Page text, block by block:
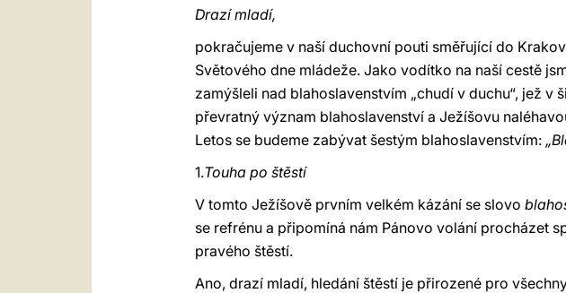
Drazí mladí,
pokračujeme v naší duchovní pouti směřující do
Světového dne mládeže. Jako vodítko na naší cestě
zamýšleli nad blahoslavenstvím „chudí v duchu“, jež
převratný význam blahoslavenství a Ježíšovu
Letos se budeme zabývat šestým blahoslavenstvím:
1.Touha po štěstí
V tomto Ježíšově prvním velkém kázání se slovo
se refrénu a připomíná nám Pánovo volání procházet
pravého štěstí.
Ano, drazí mladí, hledání štěstí je přirozené pro